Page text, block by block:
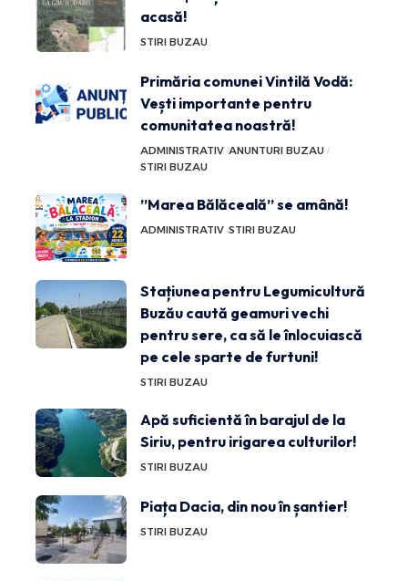
acasă!
STIRI BUZAU
Primăria comunei Vintilă Vodă:
Vești importante pentru
comunitatea noastră!
ADMINISTRATIV ANUNTURI BUZAU
STIRI BUZAU
”Marea Bălăceală” se amână!
ADMINISTRATIV STIRI BUZAU
Stațiunea pentru Legumicultură
Buzău caută geamuri vechi
pentru sere, ca să le înlocuiască
pe cele sparte de furtuni!
STIRI BUZAU
Apă suficientă în barajul de la
Siriu, pentru irigarea culturilor!
STIRI BUZAU
Piața Dacia, din nou în șantier!
STIRI BUZAU